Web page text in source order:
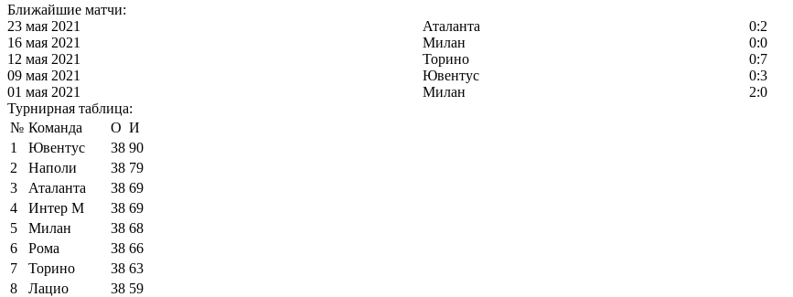
Ближайшие матчи:
23 мая 2021
Аталанта 0:2
16 мая 2021
Милан 0:0
12 мая 2021
Торино 0:7
09 мая 2021
Ювентус 0:3
01 мая 2021
Милан 2:0
Турнирная таблица:
№ Команда О И
1
Ювентус 38 90
2
Наполи 38 79
3
Аталанта 38 69
4
Интер М 38 69
5
Милан 38 68
6
Рома 38 66
7
Торино 38 63
8
Лацио 38 59